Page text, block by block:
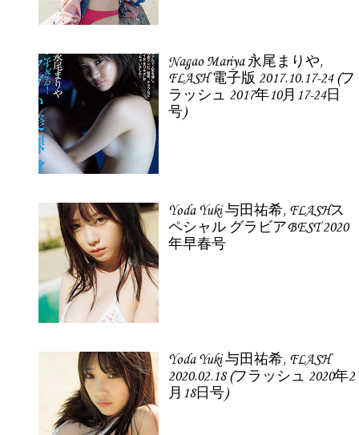
Nagao Mariya 永尾まりや,
FLASH 電子版 2017.10.17-24 (フ
ラッシュ 2017年10月17-24日
号)
Yoda Yuki 与田祐希, FLASHス
ペシャル グラビアBEST 2020
年早春号
Yoda Yuki 与田祐希, FLASH
2020.02.18 (フラッシュ 2020年2
月18日号)